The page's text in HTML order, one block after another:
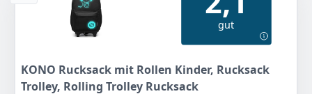
EINFACHE UND KOMFORTABLE HANDHABUNG :
Leichtläufige Rollen und ergonomischer Griff
gepolstertes Laptopfach
gut
KONO Rucksack mit Rollen Kinder, Rucksack
Trolley, Rolling Trolley Rucksack